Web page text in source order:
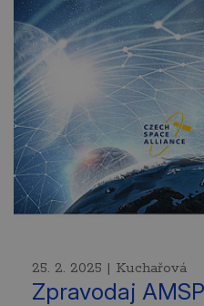
25. 2. 2025 | Kuchařová
Zpravodaj